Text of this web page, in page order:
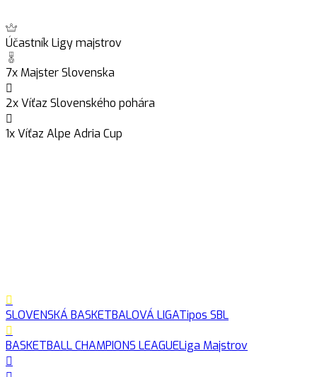
Účastník Ligy majstrov
7x Majster Slovenska
2x Víťaz Slovenského pohára
1x Víťaz Alpe Adria Cup
SLOVENSKÁ BASKETBALOVÁ LIGATipos SBL
BASKETBALL CHAMPIONS LEAGUELiga Majstrov